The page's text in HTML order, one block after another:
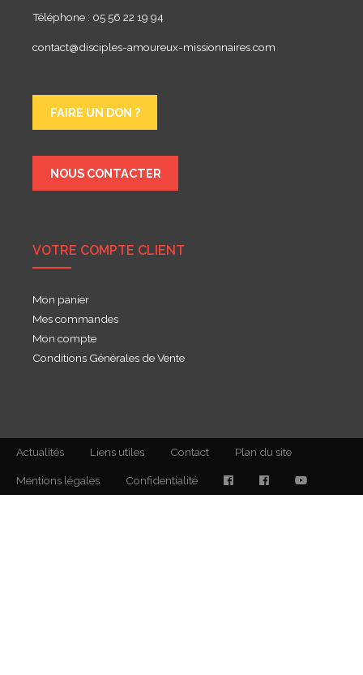
Téléphone : 05 56 22 19 94
contact@disciples-amoureux-missionnaires.com
FAIRE UN DON ?
NOUS CONTACTER
VOTRE COMPTE CLIENT
Mon panier
Mes commandes
Mon compte
Conditions Générales de Vente
Actualités Liens utiles Contact Plan du site
Mentions légales Confidentialité